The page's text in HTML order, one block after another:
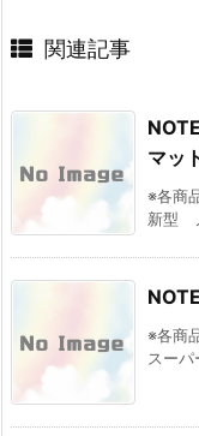
関連記事
マッ
※各商
新型
※各商
スー